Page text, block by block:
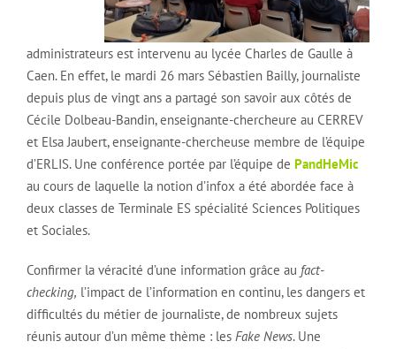
administrateurs est intervenu au lycée Charles de Gaulle à
Caen. En effet, le mardi 26 mars Sébastien Bailly, journaliste
depuis plus de vingt ans a partagé son savoir aux côtés de
Cécile Dolbeau-Bandin, enseignante-chercheure au CERREV
et Elsa Jaubert, enseignante-chercheuse membre de l’équipe
d’ERLIS. Une conférence portée par l’équipe de PandHeMic
au cours de laquelle la notion d’infox a été abordée face à
deux classes de Terminale ES spécialité Sciences Politiques
et Sociales.
Confirmer la véracité d’une information grâce au fact-
checking, l’impact de l’information en continu, les dangers et
difficultés du métier de journaliste, de nombreux sujets
réunis autour d’un même thème : les Fake News. Une